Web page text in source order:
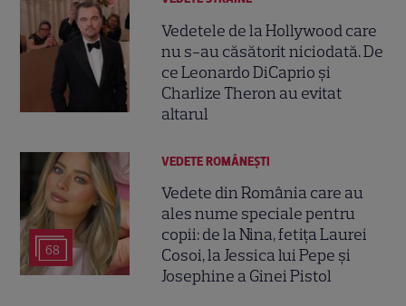
Vedetele de la Hollywood care
nu s-au căsătorit niciodată. De
ce Leonardo DiCaprio și
Charlize Theron au evitat
altarul
68
VEDETE ROMÂNEŞTI
Vedete din România care au
ales nume speciale pentru
copii: de la Nina, fetița Laurei
Cosoi, la Jessica lui Pepe și
Josephine a Ginei Pistol